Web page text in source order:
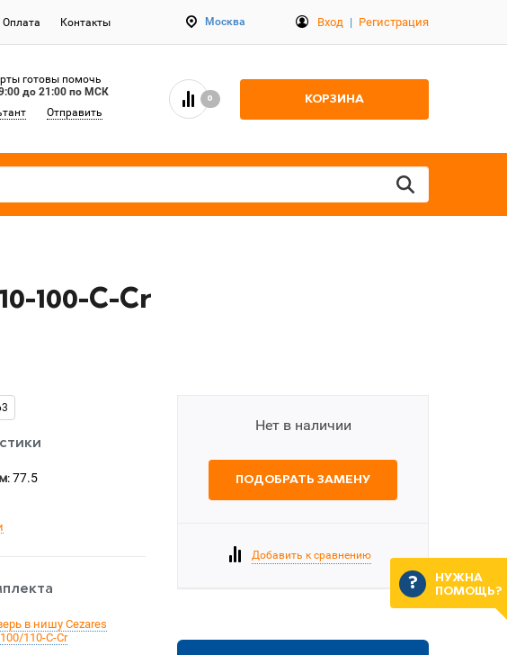
Оплата Контакты Москва Вход | Регистрация
готовы помочь
до 21:00 по МСК
Отправить
0 КОРЗИНА
100-C-Cr
: 77.5
в нишу Cezares
110-C-Cr
Нет в наличии
ПОДОБРАТЬ ЗАМЕНУ
Добавить к сравнению
НУЖНА
ПОМОЩЬ?